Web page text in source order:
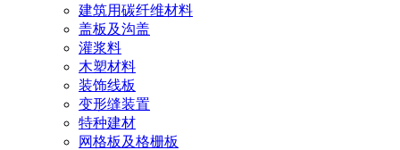
建筑用碳纤维材料
盖板及沟盖
灌浆料
木塑材料
装饰线板
变形缝装置
特种建材
网格板及格栅板